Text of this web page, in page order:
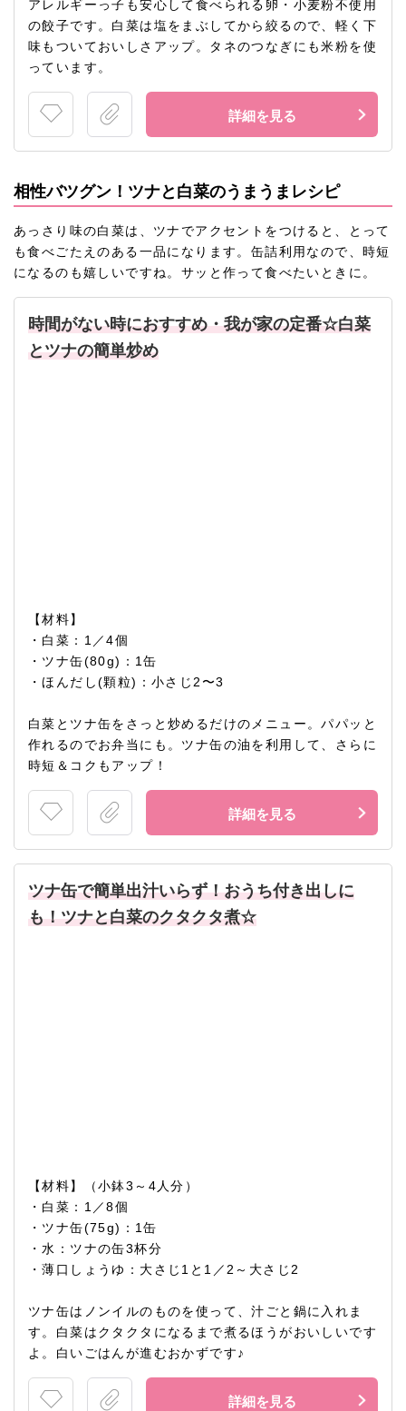
アレルギーっ子も安心して食べられる卵・小麦粉不使用
の餃子です。白菜は塩をまぶしてから絞るので、軽く下
味もついておいしさアップ。タネのつなぎにも米粉を使
っています。
詳細を見る
相性バツグン！ツナと白菜のうまうまレシピ
あっさり味の白菜は、ツナでアクセントをつけると、とって
も食べごたえのある一品になります。缶詰利用なので、時短
になるのも嬉しいですね。サッと作って食べたいときに。
時間がない時におすすめ・我が家の定番☆白菜
とツナの簡単炒め
【材料】
・白菜：1／4個
・ツナ缶(80g)：1缶
・ほんだし(顆粒)：小さじ2〜3
白菜とツナ缶をさっと炒めるだけのメニュー。パパッと
作れるのでお弁当にも。ツナ缶の油を利用して、さらに
時短＆コクもアップ！
詳細を見る
ツナ缶で簡単出汁いらず！おうち付き出しに
も！ツナと白菜のクタクタ煮☆
【材料】（小鉢3～4人分）
・白菜：1／8個
・ツナ缶(75g)：1缶
・水：ツナの缶3杯分
・薄口しょうゆ：大さじ1と1／2～大さじ2
ツナ缶はノンイルのものを使って、汁ごと鍋に入れま
す。白菜はクタクタになるまで煮るほうがおいしいです
よ。白いごはんが進むおかずです♪
詳細を見る